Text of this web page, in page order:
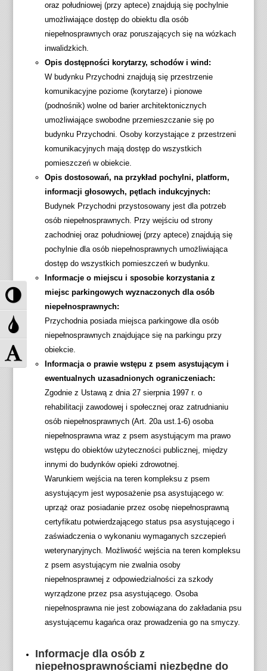
P
r
z
e
ł
ą
P
r
z
e
Z
m
oraz południowej (przy aptece) znajdują się pochylnie
umożliwiające dostęp do obiektu dla osób
niepełnosprawnych oraz poruszających się na wózkach
inwalidzkich.
Opis dostępności korytarzy, schodów i wind:
W budynku Przychodni znajdują się przestrzenie
komunikacyjne poziome (korytarze) i pionowe
(podnośnik) wolne od barier architektonicznych
umożliwiające swobodne przemieszczanie się po
budynku Przychodni. Osoby korzystające z przestrzeni
komunikacyjnych mają dostęp do wszystkich
pomieszczeń w obiekcie.
Opis dostosowań, na przykład pochylni, platform,
informacji głosowych, pętlach indukcyjnych:
Budynek Przychodni przystosowany jest dla potrzeb
osób niepełnosprawnych. Przy wejściu od strony
zachodniej oraz południowej (przy aptece) znajdują się
pochylnie dla osób niepełnosprawnych umożliwiająca
dostęp do wszystkich pomieszczeń w budynku.
Informacje o miejscu i sposobie korzystania z
miejsc parkingowych wyznaczonych dla osób
niepełnosprawnych:
Przychodnia posiada miejsca parkingowe dla osób
niepełnosprawnych znajdujące się na parkingu przy
obiekcie.
Informacja o prawie wstępu z psem asystującym i
ewentualnych uzasadnionych ograniczeniach:
Zgodnie z Ustawą z dnia 27 sierpnia 1997 r. o
rehabilitacji zawodowej i społecznej oraz zatrudnianiu
osób niepełnosprawnych (Art. 20a ust.1-6) osoba
niepełnosprawna wraz z psem asystującym ma prawo
wstępu do obiektów użyteczności publicznej, między
innymi do budynków opieki zdrowotnej.
Warunkiem wejścia na teren kompleksu z psem
asystującym jest wyposażenie psa asystującego w:
uprząż oraz posiadanie przez osobę niepełnosprawną
certyfikatu potwierdzającego status psa asystującego i
zaświadczenia o wykonaniu wymaganych szczepień
weterynaryjnych. Możliwość wejścia na teren kompleksu
z psem asystującym nie zwalnia osoby
niepełnosprawnej z odpowiedzialności za szkody
wyrządzone przez psa asystującego. Osoba
niepełnosprawna nie jest zobowiązana do zakładania psu
asystującemu kagańca oraz prowadzenia go na smyczy.
Informacje dla osób z
niepełnosprawnościami niezbędne do